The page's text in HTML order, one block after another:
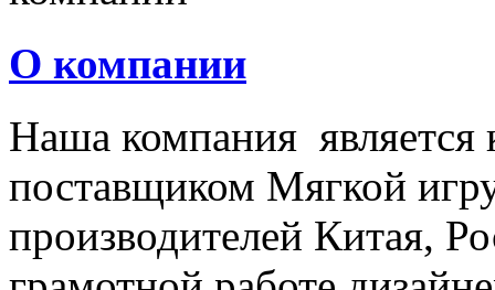
О компании
Наша компания
поставщиком Мягкой
производителей Китая,